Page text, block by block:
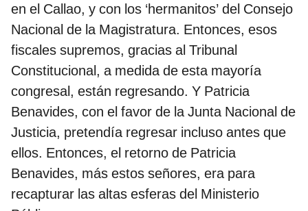
en el Callao, y con los ‘hermanitos’ del Consejo
Nacional de la Magistratura. Entonces, esos
fiscales supremos, gracias al Tribunal
Constitucional, a medida de esta mayoría
congresal, están regresando. Y Patricia
Benavides, con el favor de la Junta Nacional de
Justicia, pretendía regresar incluso antes que
ellos. Entonces, el retorno de Patricia
Benavides, más estos señores, era para
recapturar las altas esferas del Ministerio